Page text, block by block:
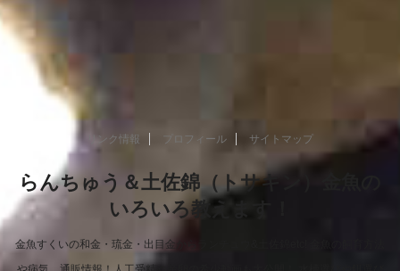
リンク情報 プロフィール サイトマップ
らんちゅう＆土佐錦（トサキン）金魚の
いろいろ教えます！
金魚すくいの和金・琉金・出目金からランチュウ&土佐錦etc! 金魚の飼育方法